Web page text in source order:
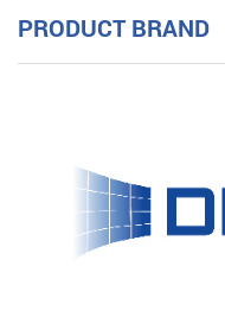
PRODUCT BRAND